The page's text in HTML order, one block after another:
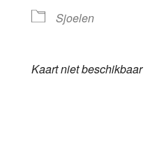
Sjoelen
Kaart niet beschikbaar